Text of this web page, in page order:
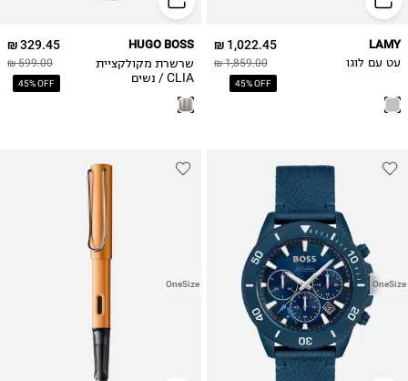
1,022.45 ₪
1,859.00 ₪
45% OFF
LAMY
עט עם לוגו
329.45 ₪
599.00 ₪
45% OFF
HUGO BOSS
שרשרת מקולקציית
CLIA / נשים
OneSize
OneSize